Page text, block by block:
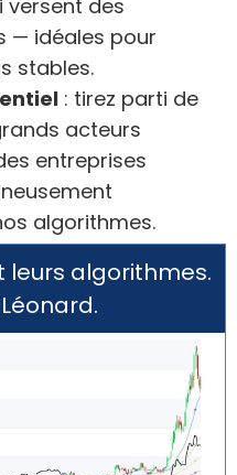
versent des
— idéales pour
stables.
: tirez parti de
acteurs
entreprises
algorithmes.
leurs algorithmes.